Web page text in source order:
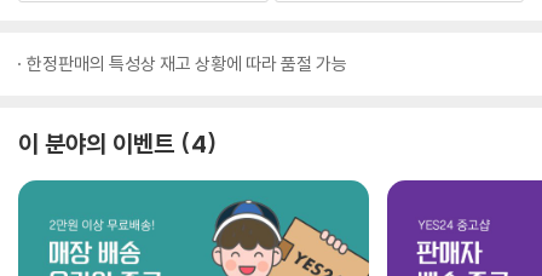
한정판매의 특성상 재고 상황에 따라 품절 가능
이 분야의 이벤트 4